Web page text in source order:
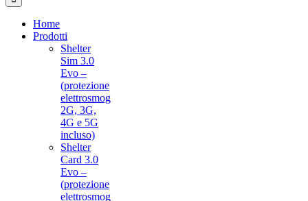
Home
Prodotti
Shelter
Sim 3.0
Evo –
(protezione
elettrosmog
2G, 3G,
4G e 5G
incluso)
Shelter
Card 3.0
Evo –
(protezione
elettrosmog